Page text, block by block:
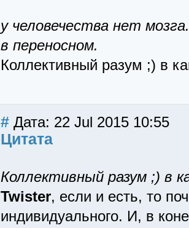
у человечества нет
в переносном.
Коллективный разум ;) в
# Дата: 22 Jul 2015 10:55
Цитата
Коллективный разум ;) в
Twister, если и есть, то
индивидуального. И, в